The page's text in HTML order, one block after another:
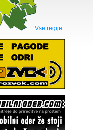
Vse regije